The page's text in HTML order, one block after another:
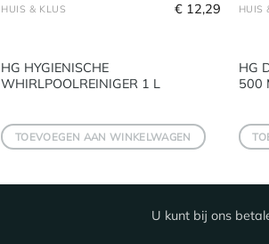
HUIS & KLUS
HG HYGIENISCHE
WHIRLPOOLREINIGER 1 L
€12,29
TOEVOEGEN AAN WINKELWAGEN
HUIS
HG
500
U kunt bij ons